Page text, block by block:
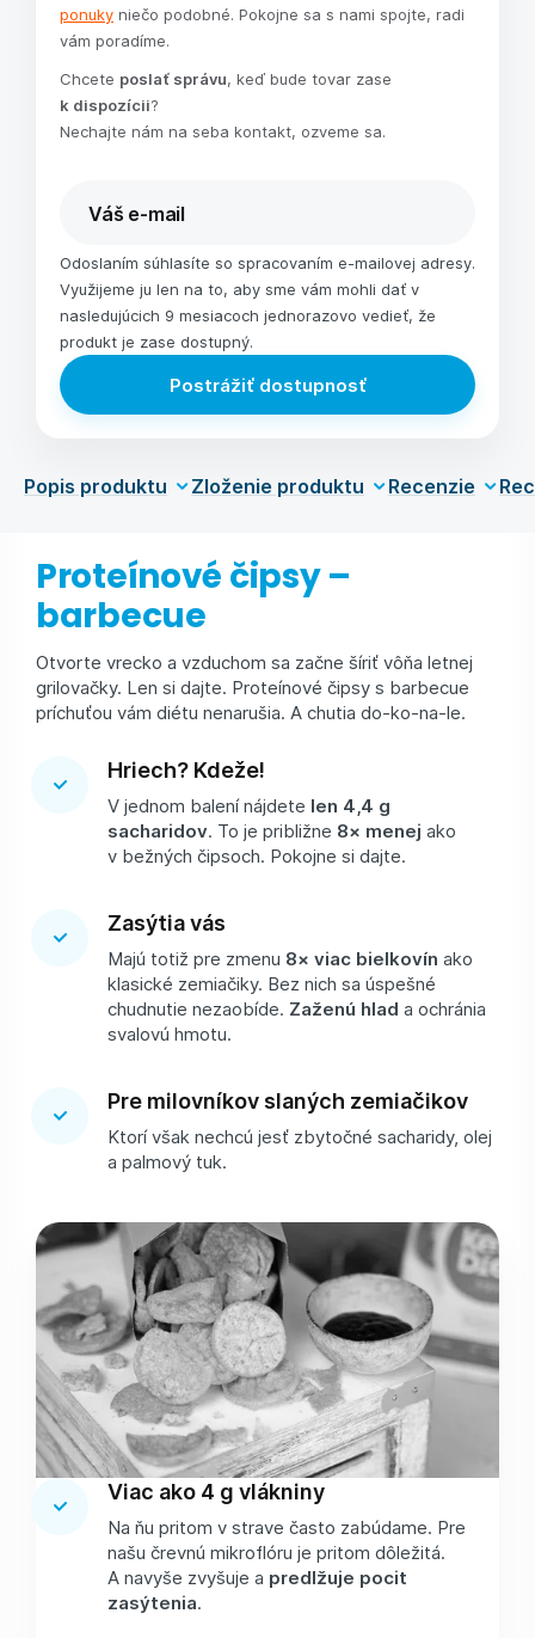
ponuky niečo podobné. Pokojne sa s nami spojte, radi
vám poradíme.
Chcete poslať správu, keď bude tovar zase
k dispozícii?
Nechajte nám na seba kontakt, ozveme sa.
Odoslaním súhlasíte so spracovaním e-mailovej adresy.
Využijeme ju len na to, aby sme vám mohli dať v
nasledujúcich 9 mesiacoch jednorazovo vedieť, že
produkt je zase dostupný.
Postrážiť dostupnosť
Popis produktu Zloženie produktu Recenzie
Proteínové čipsy –
barbecue
Otvorte vrecko a vzduchom sa začne šíriť vôňa letnej
grilovačky. Len si dajte. Proteínové čipsy s barbecue
príchuťou vám diétu nenarušia. A chutia do-ko-na-le.
Hriech? Kdeže!
V jednom balení nájdete len 4,4 g
sacharidov. To je približne 8× menej ako
v bežných čipsoch. Pokojne si dajte.
Zasýtia vás
Majú totiž pre zmenu 8× viac bielkovín ako
klasické zemiačiky. Bez nich sa úspešné
chudnutie nezaobíde. Zaženú hlad a ochránia
svalovú hmotu.
Pre milovníkov slaných zemiačikov
Ktorí však nechcú jesť zbytočné sacharidy, olej
a palmový tuk.
Viac ako 4 g vlákniny
Na ňu pritom v strave často zabúdame. Pre
našu črevnú mikroflóru je pritom dôležitá.
A navyše zvyšuje a predlžuje pocit
zasýtenia.